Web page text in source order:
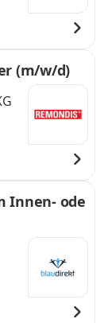
(m/w/d)
Innen- ode